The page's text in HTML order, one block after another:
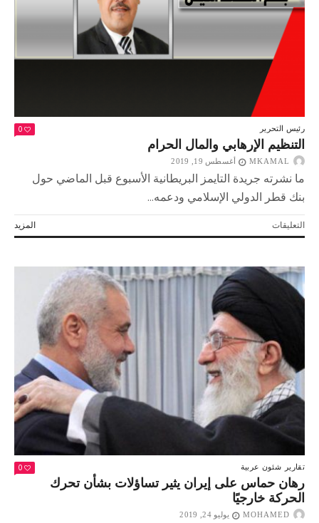
رئيس التحرير 0
التنظيم الإرهابي والمال الحرام
MKAMAL أغسطس 19, 2019
ما نشرته جريدة التايمز البريطانية الأسبوع قبل الماضي حول
بنك قطر الدولي الإسلامي ودعمه...
المزيد التعليقاتعلى
التنظيم
والمال
الحرام
تقارير شئون عربية 0
رهان حماس على إيران يثير تساؤلات بشأن تحرك
الحركة خارجيًا
MOHAMED يوليو 24, 2019